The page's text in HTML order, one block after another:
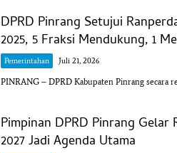
DPRD Pinrang Setujui
2025, 5 Fraksi Mendukung, 1
Pemerintahan Juli 21, 2026
PINRANG – DPRD Kabupaten Pinrang secara
Pimpinan DPRD Pinrang Gelar
2027 Jadi Agenda Utama